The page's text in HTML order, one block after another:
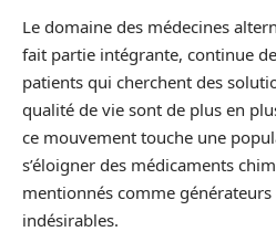
Le domaine des médecines
fait partie intégrante, continue
patients qui cherchent des
qualité de vie sont de plus en
ce mouvement touche une
s’éloigner des médicaments
mentionnés comme générateurs
indésirables.